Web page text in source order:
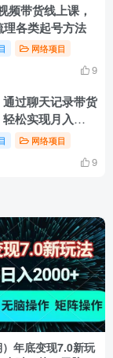
频带货线上课，
各类起号方法
网络项目
9
过聊天记录带货
松实现月入
网络项目
9
）年底变现7.0新玩